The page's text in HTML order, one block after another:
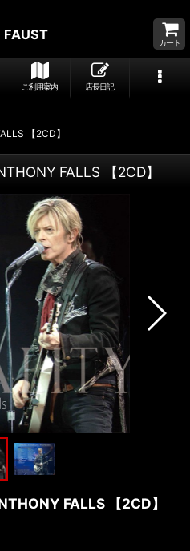
FAUST
カート
ご利用案内 店長日記
【2CD】
FALLS 【2CD】
FALLS 【2CD】